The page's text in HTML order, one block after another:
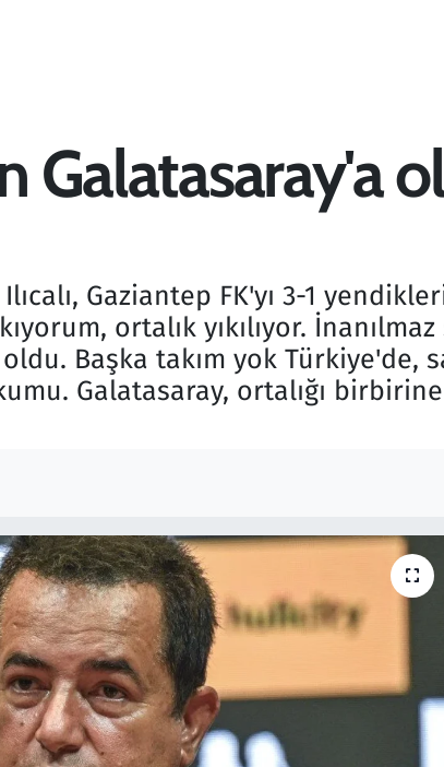
Galatasaray'a
Gaziantep FK'yı 3-1
ortalık yıkılıyor.
Başka takım yok Türkiye'de,
Galatasaray, ortalığı